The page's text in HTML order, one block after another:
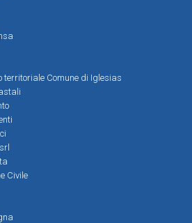
Comune di Iglesias
Civile